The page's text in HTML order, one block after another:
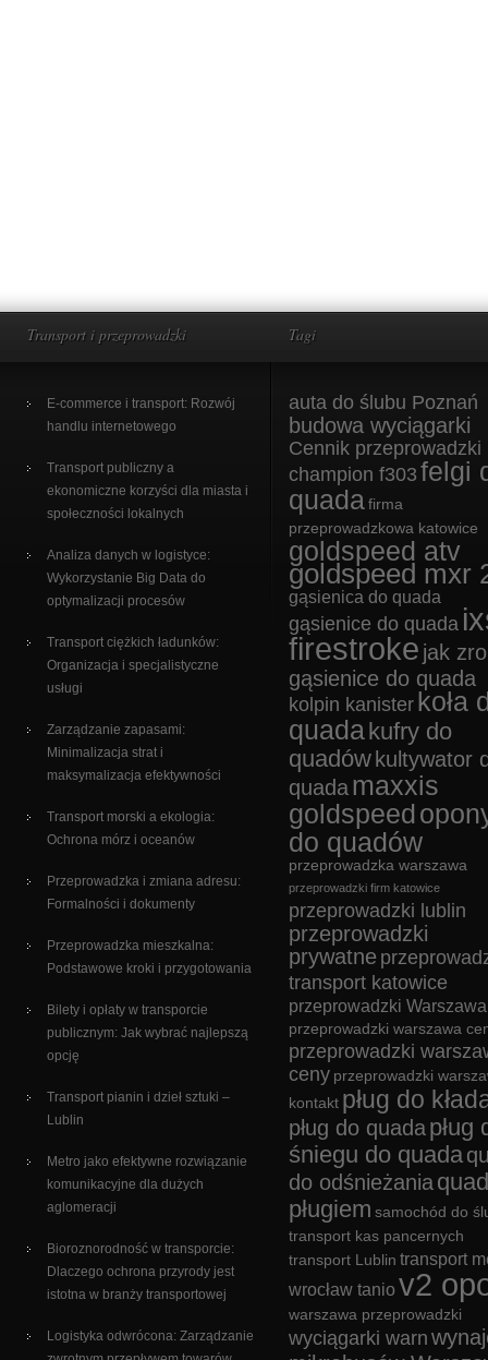
Transport i przeprowadzki
E-commerce i transport: Rozwój
handlu internetowego
Transport publiczny a
ekonomiczne korzyści dla miasta i
społeczności lokalnych
Analiza danych w logistyce:
Wykorzystanie Big Data do
optymalizacji procesów
Transport ciężkich ładunków:
Organizacja i specjalistyczne
usługi
Zarządzanie zapasami:
Minimalizacja strat i
maksymalizacja efektywności
Transport morski a ekologia:
Ochrona mórz i oceanów
Przeprowadzka i zmiana adresu:
Formalności i dokumenty
Przeprowadzka mieszkalna:
Podstawowe kroki i przygotowania
Bilety i opłaty w transporcie
publicznym: Jak wybrać najlepszą
opcję
Transport pianin i dzieł sztuki –
Lublin
Metro jako efektywne rozwiązanie
komunikacyjne dla dużych
aglomeracji
Bioroznorodność w transporcie:
Dlaczego ochrona przyrody jest
istotna w branży transportowej
Logistyka odwrócona: Zarządzanie
Tagi
auta do ślubu Poznań
budowa wyciągarki
Cennik przeprowadzki
champion f303 felgi
quada firma
przeprowadzkowa katowice
goldspeed atv
goldspeed mxr
gąsienica do quada
gąsienice do quada
firestroke jak
gąsienice do quada
kolpin kanister koła
quada kufry do
quadów kultywator
quada maxxis
goldspeed
do quadów
przeprowadzka warszawa
przeprowadzki firm katowice
przeprowadzki lublin
przeprowadzki
prywatne
transport katowice
przeprowadzki Warszawa
przeprowadzki warszawa
przeprowadzki
ceny przeprowadzki
kontakt pług do
pług do quada pług
śniegu do quada
do odśnieżania
pługiem samochód do
transport kas pancernych
transport Lublin transport
wrocław tanio v2
warszawa przeprowadzki
wyciągarki warn